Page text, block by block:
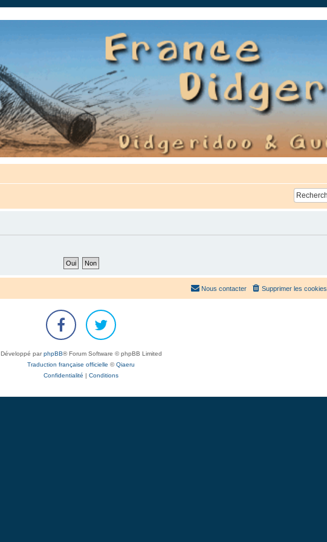
Supprimer les cookies
Nous contacter
Développé parphpBB® Forum Software © phpBB Limited
Traduction française officielle ©Qiaeru
Confidentialité | Conditions